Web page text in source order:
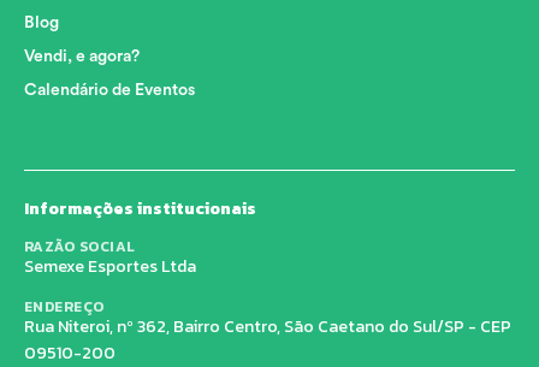
Blog
Vendi, e agora?
Calendário de Eventos
Informações institucionais
RAZÃO SOCIAL
Semexe Esportes Ltda
ENDEREÇO
Rua Niteroi, nº 362, Bairro Centro, São Caetano do Sul/SP - CEP
09510-200